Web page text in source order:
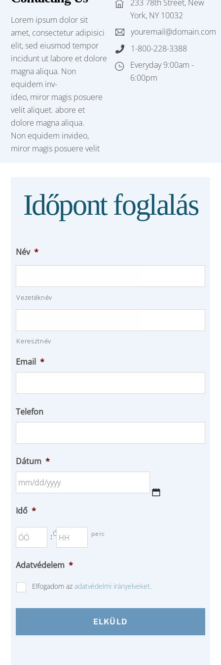
Lorem ipsum dolor sit
amet, consectetur adipisici
elit, sed eiusmod tempor
incidunt ut labore et dolore
magna aliqua. Non
equidem inv-
ideo, miror magis posuere
velit aliquet. abore et
dolore magna aliqua.
Non equidem invideo,
miror magis posuere velit
233 78th Street, New
York, NY 10032
youremail@domain.com
1-800-228-3388
Everyday 9:00am -
6:00pm
Időpont foglalás
Név *
Vezetéknév
Keresztnév
Email *
Telefon
Dátum *
slash
DD
slash
Idő *
:Óra perc
Adatvédelem *
Elfogadom azadatvédelmi irányelveket.